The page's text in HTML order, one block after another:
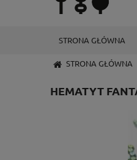
STRONA GŁÓWNA
STRONA GŁÓWNA
HEMATYT